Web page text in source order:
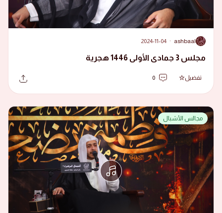
A
ashbaal
·
2024-11-04
مجلس 3 جمادى الأولى 1446 هجرية
تفضيل 0
مجالس الأشبال